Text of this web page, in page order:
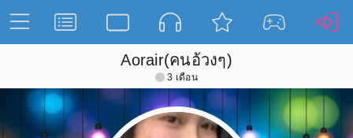
Aorair(คนอ้วงๆ)
3 เดือน